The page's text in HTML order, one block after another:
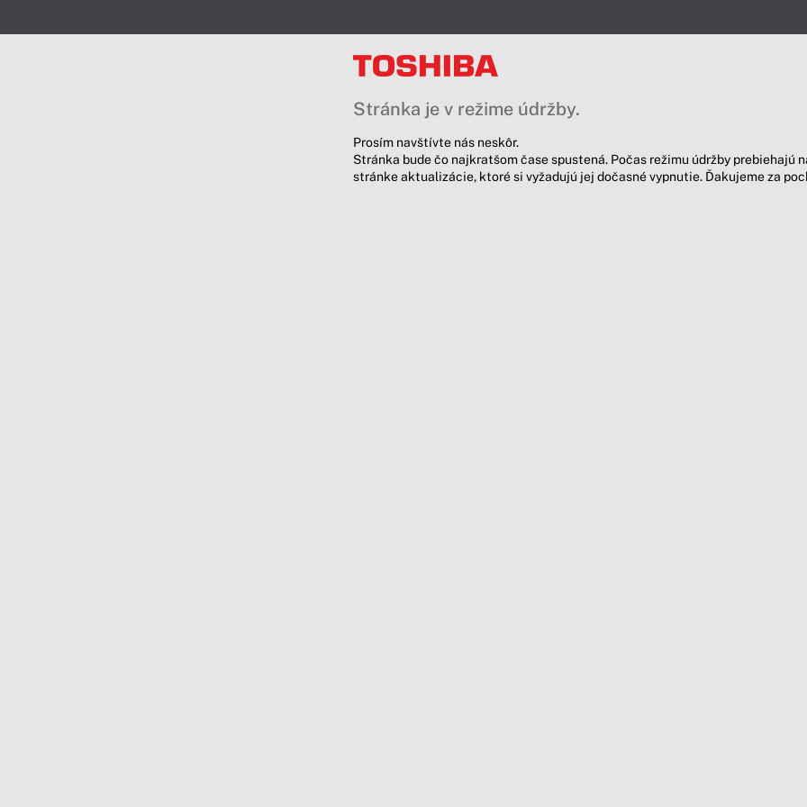
Stránka je v režime údržby.
Prosím navštívte nás neskôr.
Stránka bude čo najkratšom čase spustená. Počas režimu údržby prebiehajú
stránke aktualizácie, ktoré si vyžadujú jej dočasné vypnutie. Ďakujeme za